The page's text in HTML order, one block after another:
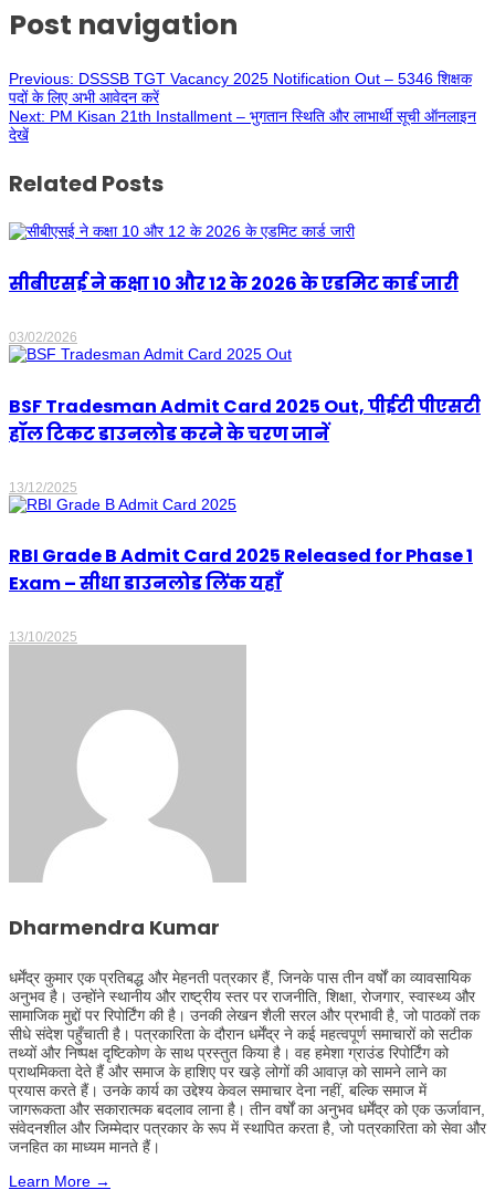
Post navigation
Previous: DSSSB TGT Vacancy 2025 Notification Out – 5346 शिक्षक
पदों के लिए अभी आवेदन करें
Next: PM Kisan 21th Installment – भुगतान स्थिति और लाभार्थी सूची ऑनलाइन
देखें
Related Posts
सीबीएसई ने कक्षा 10 और 12 के 2026 के एडमिट कार्ड जारी
03/02/2026
BSF Tradesman Admit Card 2025 Out, पीईटी पीएसटी
हॉल टिकट डाउनलोड करने के चरण जानें
13/12/2025
RBI Grade B Admit Card 2025 Released for Phase 1
Exam – सीधा डाउनलोड लिंक यहाँ
13/10/2025
Dharmendra Kumar
धर्मेंद्र कुमार एक प्रतिबद्ध और मेहनती पत्रकार हैं, जिनके पास तीन वर्षों का व्यावसायिक
अनुभव है। उन्होंने स्थानीय और राष्ट्रीय स्तर पर राजनीति, शिक्षा, रोजगार, स्वास्थ्य और
सामाजिक मुद्दों पर रिपोर्टिंग की है। उनकी लेखन शैली सरल और प्रभावी है, जो पाठकों तक
सीधे संदेश पहुँचाती है। पत्रकारिता के दौरान धर्मेंद्र ने कई महत्वपूर्ण समाचारों को सटीक
तथ्यों और निष्पक्ष दृष्टिकोण के साथ प्रस्तुत किया है। वह हमेशा ग्राउंड रिपोर्टिंग को
प्राथमिकता देते हैं और समाज के हाशिए पर खड़े लोगों की आवाज़ को सामने लाने का
प्रयास करते हैं। उनके कार्य का उद्देश्य केवल समाचार देना नहीं, बल्कि समाज में
जागरूकता और सकारात्मक बदलाव लाना है। तीन वर्षों का अनुभव धर्मेंद्र को एक ऊर्जावान,
संवेदनशील और जिम्मेदार पत्रकार के रूप में स्थापित करता है, जो पत्रकारिता को सेवा और
जनहित का माध्यम मानते हैं।
Learn More →